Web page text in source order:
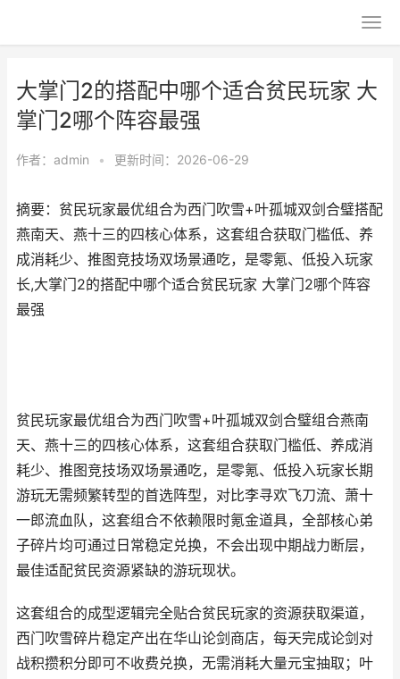
大掌门2的搭配中哪个适合贫民玩家 大
掌门2哪个阵容最强
作者： admin • 更新时间：2026-06-29
摘要：贫民玩家最优组合为西门吹雪+叶孤城双剑合璧搭配
燕南天、燕十三的四核心体系，这套组合获取门槛低、养
成消耗少、推图竞技场双场景通吃，是零氪、低投入玩家
长,大掌门2的搭配中哪个适合贫民玩家 大掌门2哪个阵容
最强
贫民玩家最优组合为西门吹雪+叶孤城双剑合璧组合燕南
天、燕十三的四核心体系，这套组合获取门槛低、养成消
耗少、推图竞技场双场景通吃，是零氪、低投入玩家长期
游玩无需频繁转型的首选阵型，对比李寻欢飞刀流、萧十
一郎流血队，这套组合不依赖限时氪金道具，全部核心弟
子碎片均可通过日常稳定兑换，不会出现中期战力断层，
最佳适配贫民资源紧缺的游玩现状。
这套组合的成型逻辑完全贴合贫民玩家的资源获取渠道，
西门吹雪碎片稳定产出在华山论剑商店，每天完成论剑对
战积攒积分即可不收费兑换，无需消耗大量元宝抽取；叶